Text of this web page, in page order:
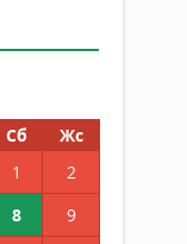
Сб
Жс
1
2
8
9